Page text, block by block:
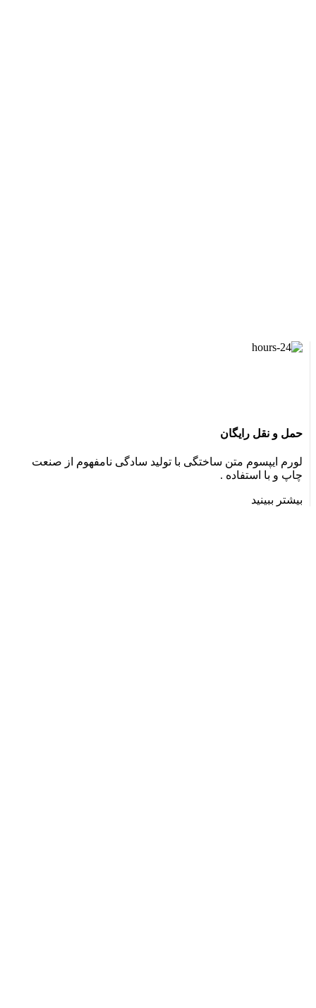
حمل و نقل رایگان
لورم ایپسوم متن ساختگی با تولید سادگی نامفهوم از صنعت
چاپ و با استفاده .
بیشتر ببینید